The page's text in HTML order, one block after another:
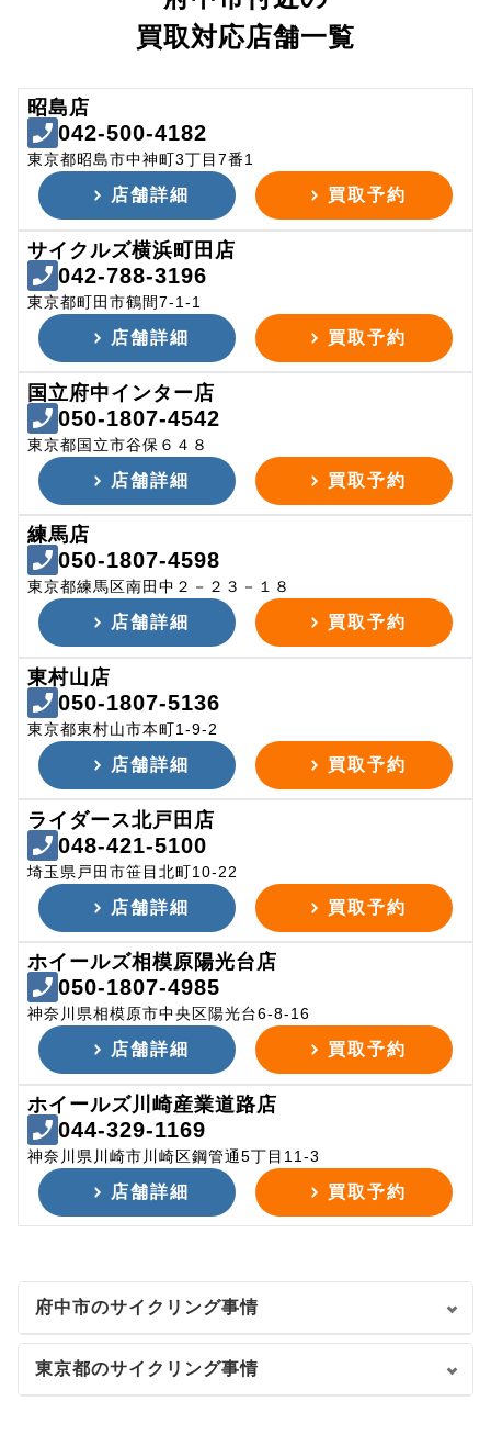
買取対応店舗一覧
昭島店
042-500-4182
東京都昭島市中神町3丁目7番1
店舗詳細 買取予約
サイクルズ横浜町田店
042-788-3196
東京都町田市鶴間7-1-1
店舗詳細 買取予約
国立府中インター店
050-1807-4542
東京都国立市谷保６４８
店舗詳細 買取予約
練馬店
050-1807-4598
東京都練馬区南田中２－２３－１８
店舗詳細 買取予約
東村山店
050-1807-5136
東京都東村山市本町1-9-2
店舗詳細 買取予約
ライダース北戸田店
048-421-5100
埼玉県戸田市笹目北町10-22
店舗詳細 買取予約
ホイールズ相模原陽光台店
050-1807-4985
神奈川県相模原市中央区陽光台6-8-16
店舗詳細 買取予約
ホイールズ川崎産業道路店
044-329-1169
神奈川県川崎市川崎区鋼管通5丁目11-3
店舗詳細 買取予約
府中市のサイクリング事情
東京都のサイクリング事情